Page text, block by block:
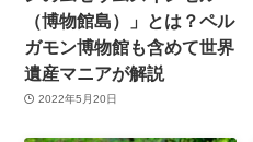
（博物館島）」とは？ペル
ガモン博物館も含めて世界
遺産マニアが解説
2022年5月20日